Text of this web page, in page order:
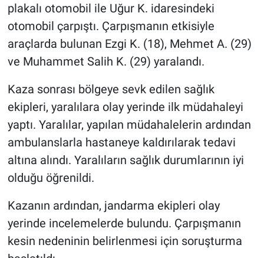
plakalı otomobil ile Uğur K. idaresindeki
otomobil çarpıştı. Çarpışmanın etkisiyle
araçlarda bulunan Ezgi K. (18), Mehmet A. (29)
ve Muhammet Salih K. (29) yaralandı.
Kaza sonrası bölgeye sevk edilen sağlık
ekipleri, yaralılara olay yerinde ilk müdahaleyi
yaptı. Yaralılar, yapılan müdahalelerin ardından
ambulanslarla hastaneye kaldırılarak tedavi
altına alındı. Yaralıların sağlık durumlarının iyi
olduğu öğrenildi.
Kazanın ardından, jandarma ekipleri olay
yerinde incelemelerde bulundu. Çarpışmanın
kesin nedeninin belirlenmesi için soruşturma